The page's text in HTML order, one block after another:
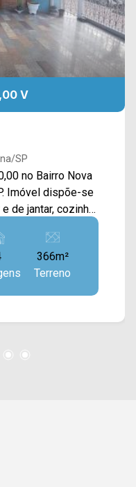
V
SP
no Bairro Nova
de jantar, cozinha
despensa e
sendo 01 social;
em
área com
366m²
Terreno